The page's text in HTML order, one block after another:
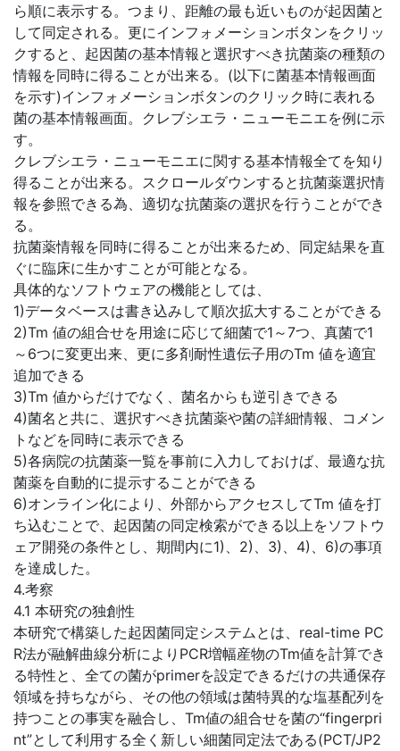
ら順に表示する。つまり、距離の最も近いものが起因菌と
して同定される。更にインフォメーションボタンをクリッ
クすると、起因菌の基本情報と選択すべき抗菌薬の種類の
情報を同時に得ることが出来る。(以下に菌基本情報画面
を示す)インフォメーションボタンのクリック時に表れる
菌の基本情報画面。クレブシエラ・ニューモニエを例に示
す。
クレブシエラ・ニューモニエに関する基本情報全てを知り
得ることが出来る。スクロールダウンすると抗菌薬選択情
報を参照できる為、適切な抗菌薬の選択を行うことができ
る。
抗菌薬情報を同時に得ることが出来るため、同定結果を直
ぐに臨床に生かすことが可能となる。
具体的なソフトウェアの機能としては、
1)データベースは書き込みして順次拡大することができる
2)Tm 値の組合せを用途に応じて細菌で1～7つ、真菌で1
～6つに変更出来、更に多剤耐性遺伝子用のTm 値を適宜
追加できる
3)Tm 値からだけでなく、菌名からも逆引きできる
4)菌名と共に、選択すべき抗菌薬や菌の詳細情報、コメン
トなどを同時に表示できる
5)各病院の抗菌薬一覧を事前に入力しておけば、最適な抗
菌薬を自動的に提示することができる
6)オンライン化により、外部からアクセスしてTm 値を打
ち込むことで、起因菌の同定検索ができる以上をソフトウ
ェア開発の条件とし、期間内に1)、2)、3)、4)、6)の事項
を達成した。
4.考察
4.1 本研究の独創性
本研究で構築した起因菌同定システムとは、real-time PC
R法が融解曲線分析によりPCR増幅産物のTm値を計算でき
る特性と、全ての菌がprimerを設定できるだけの共通保存
領域を持ちながら、その他の領域は菌特異的な塩基配列を
持つことの事実を融合し、Tm値の組合せを菌の“fingerpri
nt”として利用する全く新しい細菌同定法である(PCT/JP2